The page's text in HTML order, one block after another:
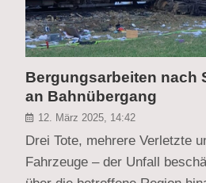
Bergungsarbeiten nach
an Bahnübergang
12. März 2025, 14:42
Drei Tote, mehrere Verletzte
Fahrzeuge – der Unfall